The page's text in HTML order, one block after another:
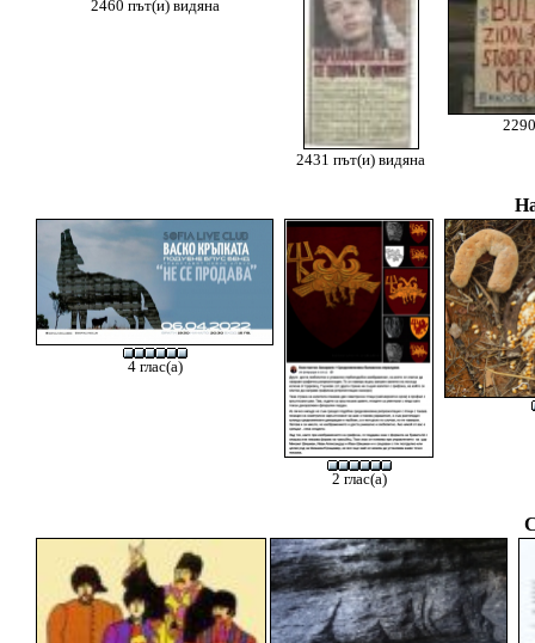
2460 път(и) видяна
2431 път(и) видяна
4 глас(а)
2 глас(а)